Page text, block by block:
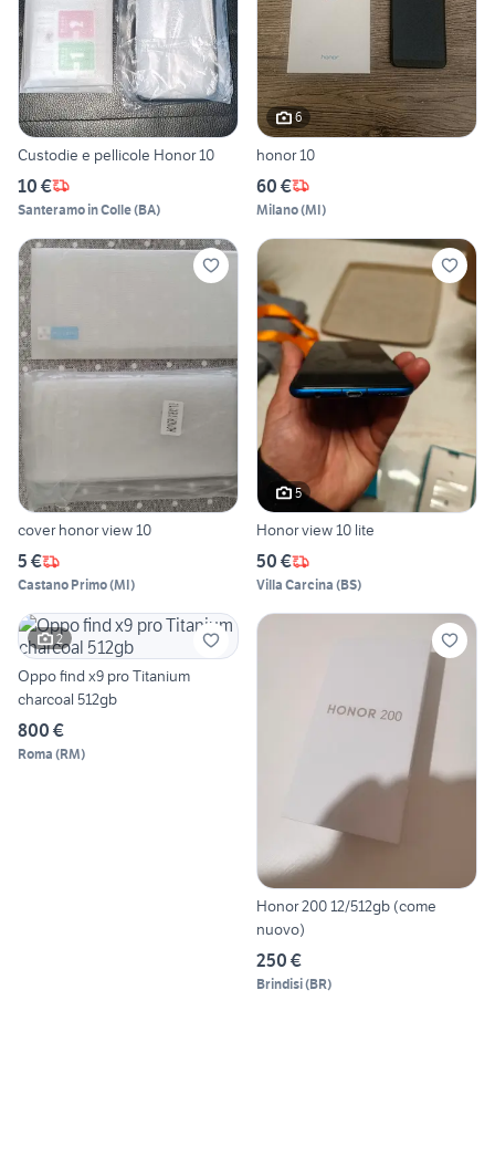
Custodie e pellicole Honor 10
10 €
Santeramo in Colle(BA)
6
honor 10
60 €
Milano(MI)
cover honor view 10
5 €
Castano Primo(MI)
5
Honor view 10 lite
50 €
Villa Carcina (BS)
2
Oppo find x9 pro Titanium
charcoal 512gb
800 €
Roma (RM)
Honor 200 12/512gb (come
nuovo)
250 €
Brindisi(BR)